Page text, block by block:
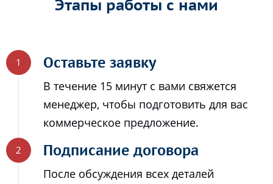
Этапы работы с нами
Оставьте заявку
В течение 15 минут с вами свяжется
менеджер, чтобы подготовить для вас
коммерческое предложение.
Подписание договора
После обсуждения всех деталей